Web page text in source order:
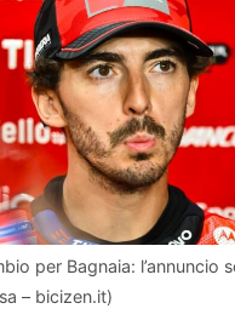
per Bagnaia: l’annuncio
– bicizen.it)